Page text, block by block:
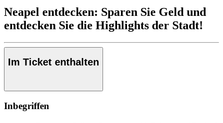
Neapel entdecken: Sparen Sie Geld und
entdecken Sie die Highlights der Stadt!
Im Ticket enthalten
Inbegriffen